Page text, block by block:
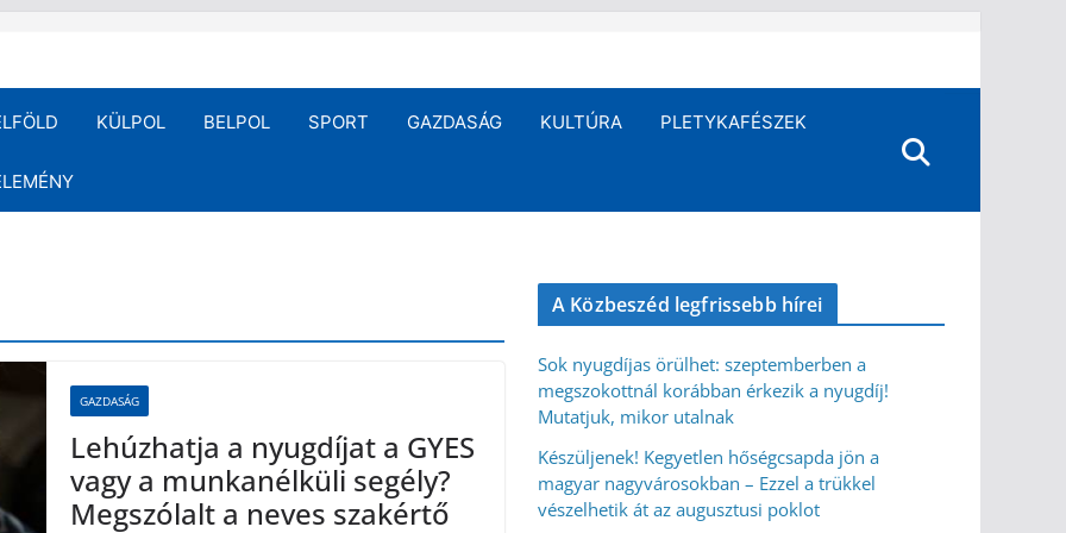
KÜLPOL BELPOL SPORT GAZDASÁG KULTÚRA PLETYKAFÉSZEK
GAZDASÁG
Lehúzhatja a nyugdíjat a GYES
vagy a munkanélküli segély?
Megszólalt a neves szakértő
A Közbeszéd legfrissebb hírei
Sok nyugdíjas örülhet: szeptemberben a
megszokottnál korábban érkezik a nyugdíj!
Mutatjuk, mikor utalnak
Készüljenek! Kegyetlen hőségcsapda jön a
magyar nagyvárosokban – Ezzel a trükkel
vészelhetik át az augusztusi poklot